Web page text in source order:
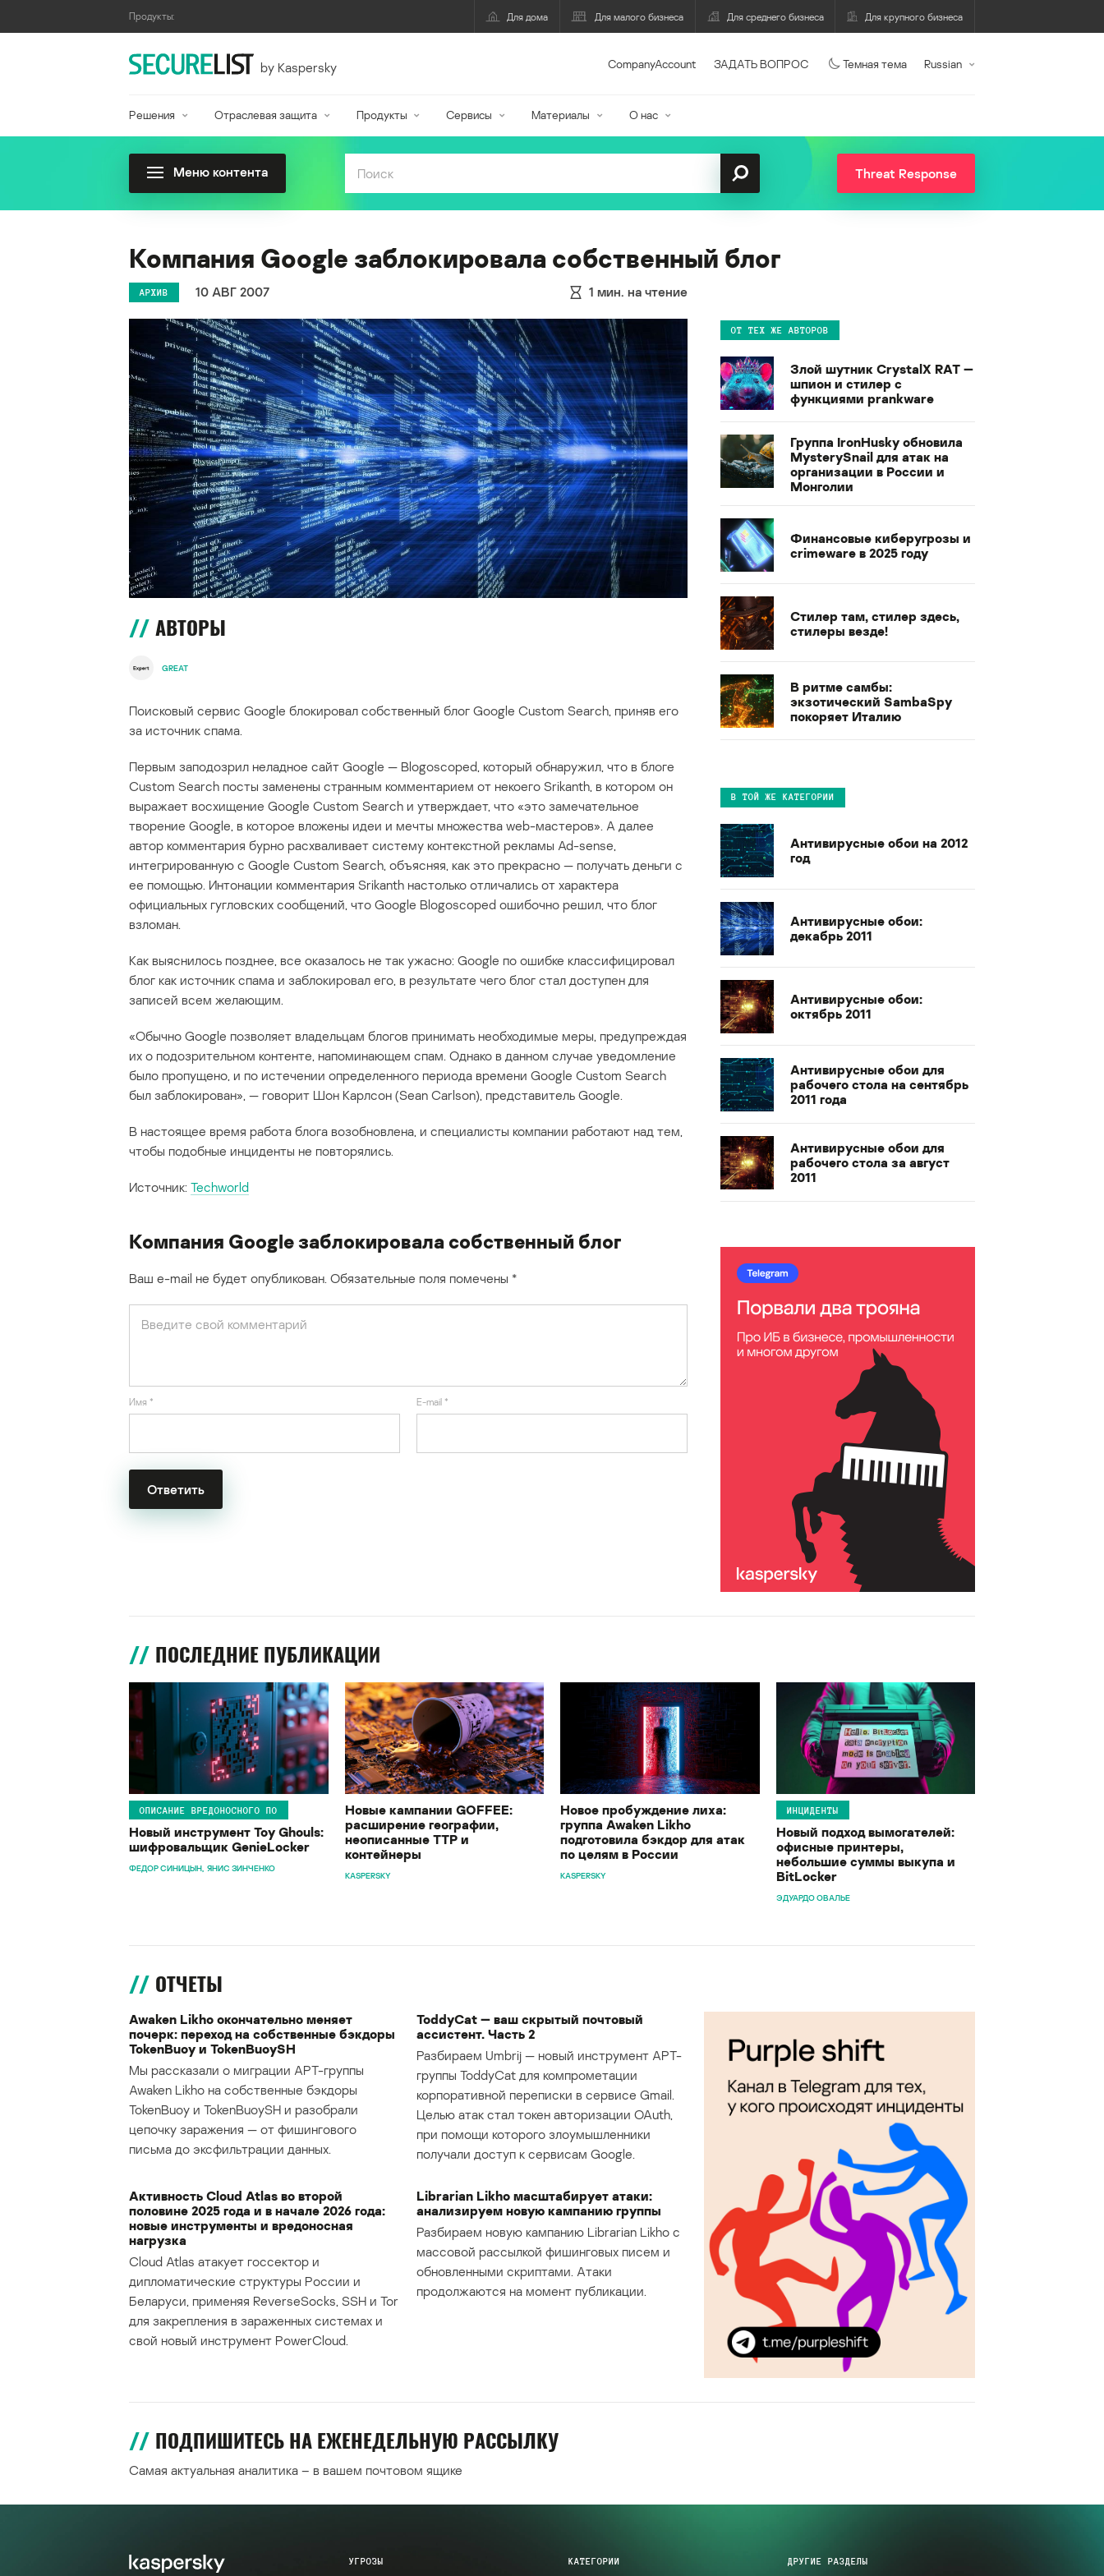
Продукты: Для дома Для малого бизнеса Для среднего бизнеса Для крупного бизнеса
by Kaspersky CompanyAccount ЗАДАТЬ ВОПРОС Темная тема Russian
Решения Отраслевая защита Продукты Сервисы Материалы О нас
Меню контента Threat Response
Компания Google заблокировала собственный блог
АРХИВ 10 АВГ 2007 1 мин. на чтение
АВТОРЫ
GREAT
Поисковый сервис Google блокировал собственный блог Google Custom Search, приняв его
за источник спама.
Первым заподозрил неладное сайт Google — Blogoscoped, который обнаружил, что в блоге
Custom Search посты заменены странным комментарием от некоего Srikanth, в котором он
выражает восхищение Google Custom Search и утверждает, что «это замечательное
творение Google, в которое вложены идеи и мечты множества web-мастеров». А далее
автор комментария бурно расхваливает систему контекстной рекламы Ad-sense,
интегрированную с Google Custom Search, объясняя, как это прекрасно — получать деньги с
ее помощью. Интонации комментария Srikanth настолько отличались от характера
официальных гугловских сообщений, что Google Blogoscoped ошибочно решил, что блог
взломан.
Как выяснилось позднее, все оказалось не так ужасно: Google по ошибке классифицировал
блог как источник спама и заблокировал его, в результате чего блог стал доступен для
записей всем желающим.
«Обычно Google позволяет владельцам блогов принимать необходимые меры, предупреждая
их о подозрительном контенте, напоминающем спам. Однако в данном случае уведомление
было пропущено, и по истечении определенного периода времени Google Custom Search
был заблокирован», — говорит Шон Карлсон (Sean Carlson), представитель Google.
В настоящее время работа блога возобновлена, и специалисты компании работают над тем,
чтобы подобные инциденты не повторялись.
Источник: Techworld
Компания Google заблокировала собственный блог
Ваш e-mail не будет опубликован. Обязательные поля помечены *
Имя * E-mail *
ОТ ТЕХ ЖЕ АВТОРОВ
Злой шутник CrystalX RAT —
шпион и стилер с
функциями prankware
Группа IronHusky обновила
MysterySnail для атак на
организации в России и
Монголии
Финансовые киберугрозы и
crimeware в 2025 году
Стилер там, стилер здесь,
стилеры везде!
В ритме самбы:
экзотический SambaSpy
покоряет Италию
В ТОЙ ЖЕ КАТЕГОРИИ
Антивирусные обои на 2012
год
Антивирусные обои:
декабрь 2011
Антивирусные обои:
октябрь 2011
Антивирусные обои для
рабочего стола на сентябрь
2011 года
Антивирусные обои для
рабочего стола за август
2011
ПОСЛЕДНИЕ ПУБЛИКАЦИИ
ОПИСАНИЕ ВРЕДОНОСНОГО ПО
Новый инструмент Toy Ghouls:
шифровальщик GenieLocker
ФЕДОР СИНИЦЫН ЯНИС ЗИНЧЕНКО
Новые кампании GOFFEE:
расширение географии,
неописанные TTP и
контейнеры
KASPERSKY
Новое пробуждение лиха:
группа Awaken Likho
подготовила бэкдор для атак
по целям в России
KASPERSKY
ИНЦИДЕНТЫ
Новый подход вымогателей:
офисные принтеры,
небольшие суммы выкупа и
BitLocker
ЭДУАРДО ОВАЛЬЕ
ОТЧЕТЫ
Awaken Likho окончательно меняет
почерк: переход на собственные бэкдоры
TokenBuoy и TokenBuoySH
Мы рассказали о миграции APT-группы
Awaken Likho на собственные бэкдоры
TokenBuoy и TokenBuoySH и разобрали
цепочку заражения — от фишингового
письма до эксфильтрации данных.
ToddyCat — ваш скрытый почтовый
ассистент. Часть 2
Разбираем Umbrij — новый инструмент APT-
группы ToddyCat для компрометации
корпоративной переписки в сервисе Gmail.
Целью атак стал токен авторизации OAuth,
при помощи которого злоумышленники
получали доступ к сервисам Google.
Активность Cloud Atlas во второй
половине 2025 года и в начале 2026 года:
новые инструменты и вредоносная
нагрузка
Cloud Atlas атакует госсектор и
дипломатические структуры России и
Беларуси, применяя ReverseSocks, SSH и Tor
для закрепления в зараженных системах и
свой новый инструмент PowerCloud.
Librarian Likho масштабирует атаки:
анализируем новую кампанию группы
Разбираем новую кампанию Librarian Likho с
массовой рассылкой фишинговых писем и
обновленными скриптами. Атаки
продолжаются на момент публикации.
ПОДПИШИТЕСЬ НА ЕЖЕНЕДЕЛЬНУЮ РАССЫЛКУ
Самая актуальная аналитика – в вашем почтовом ящике
УГРОЗЫ КАТЕГОРИИ ДРУГИЕ РАЗДЕЛЫ